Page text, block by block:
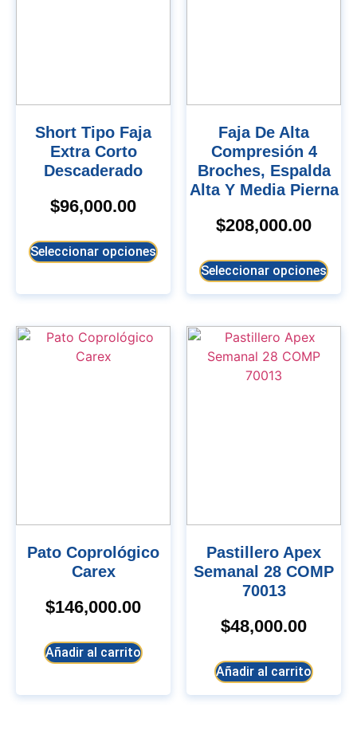
Short Tipo Faja
Extra Corto
Descaderado
$96,000.00
Seleccionar opciones
Faja De Alta
Compresión 4
Broches, Espalda
Alta Y Media Pierna
$208,000.00
Seleccionar opciones
Pato Coprológico
Carex
$146,000.00
Añadir al carrito
Pastillero Apex
Semanal 28 COMP
70013
$48,000.00
Añadir al carrito